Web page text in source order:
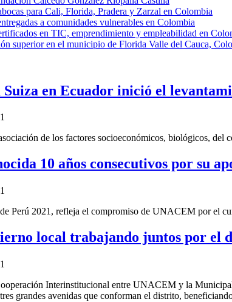
para Cali, Florida, Pradera y Zarzal en Colombia
a comunidades vulnerables en Colombia
en TIC, emprendimiento y empleabilidad en
superior en el municipio de Florida Valle del Cauca,
en Ecuador inició el
de los factores socioeconómicos, biológicos,
10 años consecutivos por su
Perú 2021, refleja el compromiso de UNACEM por el
local trabajando juntos por el
Interinstitucional entre UNACEM y la
grandes avenidas que conforman el distrito,